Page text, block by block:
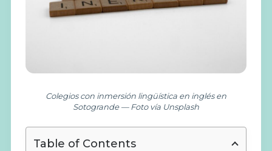
Colegios con inmersión lingüística en inglés en
Sotogrande — Foto vía Unsplash
Table of Contents